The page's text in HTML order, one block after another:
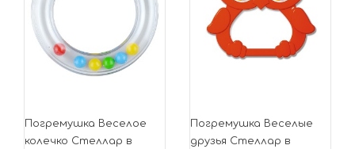
Погремушка Веселое
колечко Стеллар в
Погремушка Веселые
друзья Стеллар в